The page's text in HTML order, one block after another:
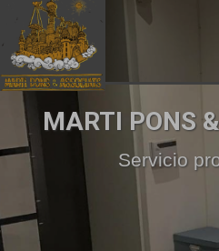
MARTI PONS
Servicio